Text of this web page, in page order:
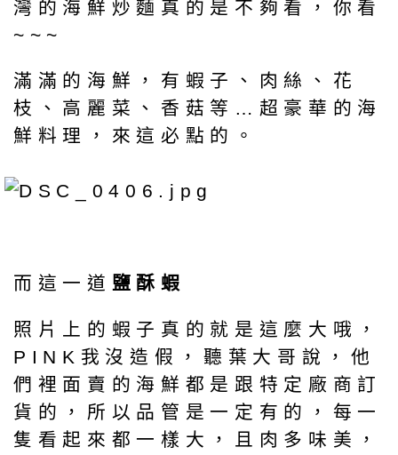
灣的海鮮炒麵真的是不夠看，你看
~~~
滿滿的海鮮，有蝦子、肉絲、花
枝、高麗菜、香菇等…超豪華的海
鮮料理，來這必點的。
而這一道 鹽酥蝦
照片上的蝦子真的就是這麼大哦，
PINK我沒造假，聽葉大哥說，他
們裡面賣的海鮮都是跟特定廠商訂
貨的，所以品管是一定有的，每一
隻看起來都一樣大，且肉多味美，